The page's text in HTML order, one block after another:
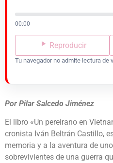
00:00
Reproducir
Tu navegador no admite lectura de
Por Pilar Salcedo Jiménez
El libro «Un pereirano en
cronista Iván Beltrán Castillo,
memoria y a la aventura de
sobrevivientes de una guerra